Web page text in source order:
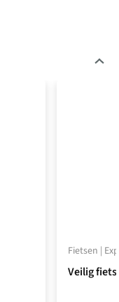
Fietsen |
Veilig